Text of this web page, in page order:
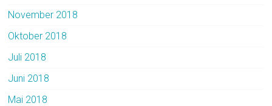
November 2018
Oktober 2018
Juli 2018
Juni 2018
Mai 2018